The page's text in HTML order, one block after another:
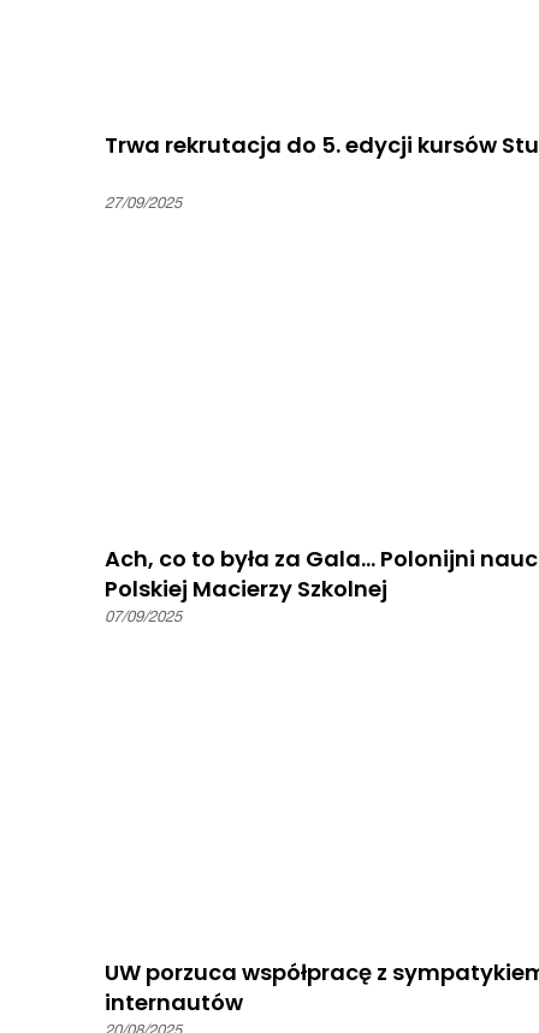
Trwa rekrutacja do 5. edycji kursów
27/09/2025
Ach, co to była za Gala… Polonijni
Polskiej Macierzy Szkolnej
07/09/2025
UW porzuca współpracę z
internautów